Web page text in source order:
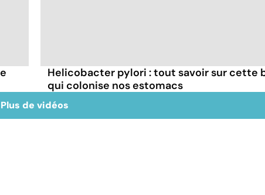
Helicobacter pylori : tout savoir sur cette
qui colonise nos estomacs
Plus de vidéos